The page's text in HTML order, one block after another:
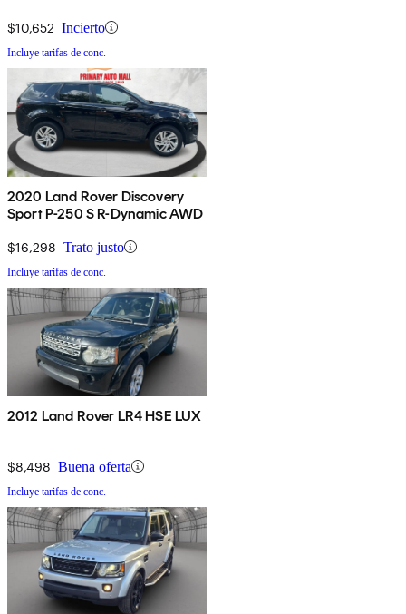
$10,652 Incierto
Incluye tarifas de conc.
2020 Land Rover Discovery
Sport P-250 S R-Dynamic AWD
$16,298 Trato justo
Incluye tarifas de conc.
2012 Land Rover LR4 HSE LUX
$8,498 Buena oferta
Incluye tarifas de conc.